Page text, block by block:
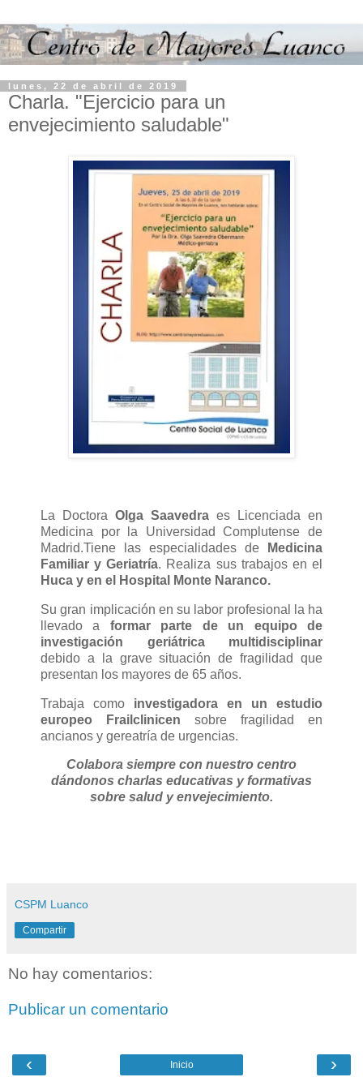
lunes, 22 de abril de 2019
Charla. "Ejercicio para un
envejecimiento saludable"
La Doctora Olga Saavedra es Licenciada en
Medicina por la Universidad Complutense de
Madrid.Tiene las especialidades de
Medicina
Familiar y Geriatría. Realiza sus trabajos en el
Huca y en el Hospital Monte Naranco.
Su gran implicación en su labor profesional la ha
llevado a formar parte de un equipo de
investigación geriátrica multidisciplinar
debido a la grave situación de fragilidad que
presentan los mayores de 65 años.
Trabaja como investigadora en un estudio
europeo Frailclinicen sobre fragilidad en
ancianos y gereatría de urgencias.
Colabora siempre con nuestro centro
dándonos charlas educativas y formativas
sobre salud y envejecimiento.
CSPM Luanco
Compartir
No hay comentarios:
Publicar un comentario
‹ ›
Inicio